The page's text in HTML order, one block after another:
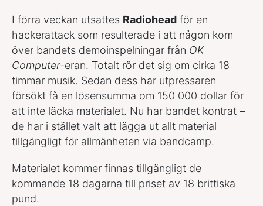
I förra veckan utsattes Radiohead för en
hackerattack som resulterade i att någon kom
över bandets demoinspelningar från OK
Computer-eran. Totalt rör det sig om cirka 18
timmar musik. Sedan dess har utpressaren
försökt få en lösensumma om 150 000 dollar för
att inte läcka materialet. Nu har bandet kontrat –
de har i stället valt att lägga ut allt material
tillgängligt för allmänheten via bandcamp.
Materialet kommer finnas tillgängligt de
kommande 18 dagarna till priset av 18 brittiska
pund.